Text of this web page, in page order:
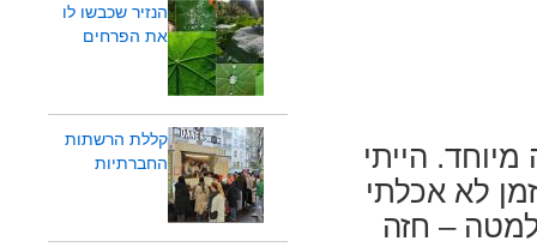
הייתי
לא אכלתי
למטה – חזה
הנזיר שכבשו לו
את הפרחים
קללת הרשתות
החברתיות